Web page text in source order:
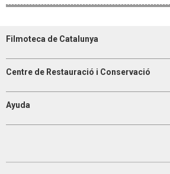
Filmoteca de Catalunya
Centre de Restauració i Conservació
Ayuda